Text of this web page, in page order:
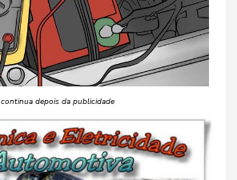
continua depois da publicidade